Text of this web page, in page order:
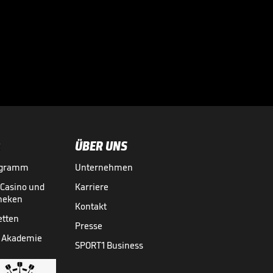
und
Akademie
ÜBER UNS
Unternehmen
Karriere
Kontakt
Presse
SPORT1 Business